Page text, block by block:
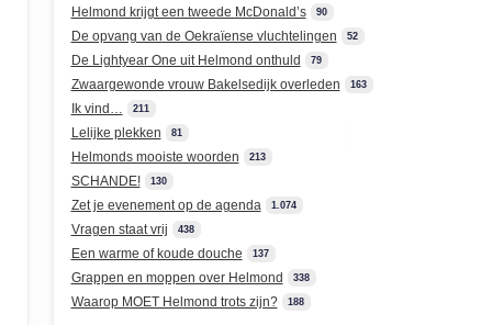
Helmond krijgt een tweede McDonald’s 90
De opvang van de Oekraïense vluchtelingen 52
De Lightyear One uit Helmond onthuld 79
Zwaargewonde vrouw Bakelsedijk overleden 163
Ik vind… 211
Lelijke plekken 81
Helmonds mooiste woorden 213
SCHANDE! 130
Zet je evenement op de agenda 1.074
Vragen staat vrij 438
Een warme of koude douche 137
Grappen en moppen over Helmond 338
Waarop MOET Helmond trots zijn? 188